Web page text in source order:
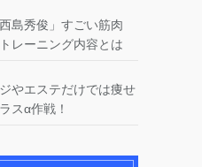
島秀俊」すごい筋肉
レーニング内容とは
やエステだけでは痩せ
スα作戦！